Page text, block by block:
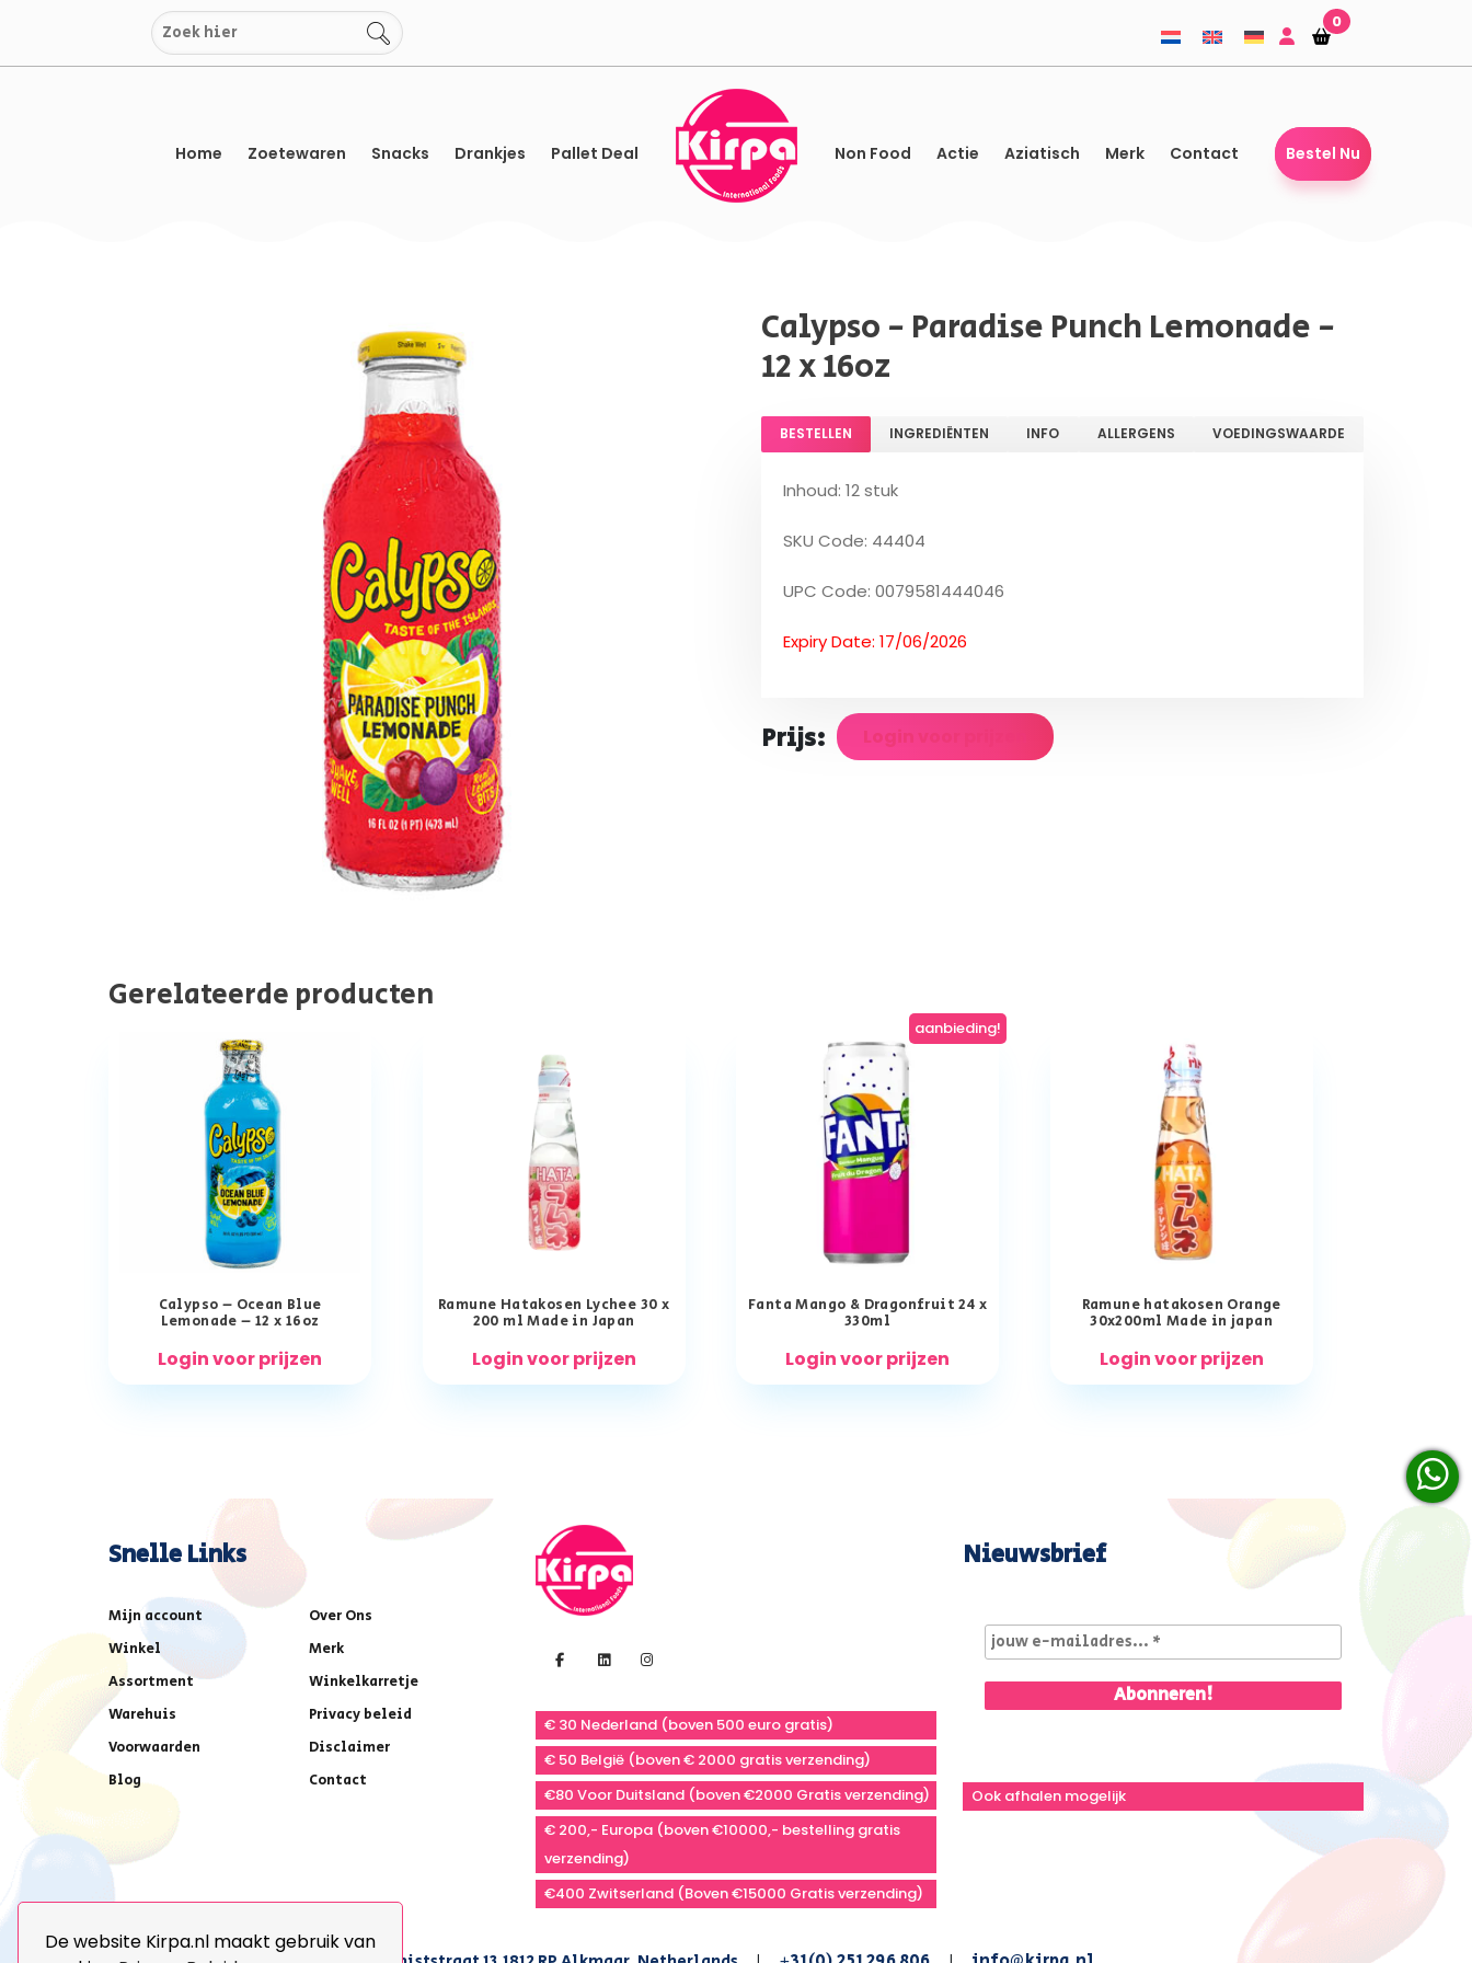
De website Kirpa.nl maakt gebruik van
inhoud
Winkelmandje
Winkelmandje
0
Home Zoetewaren Snacks Drankjes Pallet Deal Non Food Actie Aziatisch Merk Contact Bestel Nu
Calypso - Paradise Punch Lemonade -
12 x 16oz
BESTELLEN INGREDIËNTEN INFO ALLERGENS VOEDINGSWAARDE
Inhoud: 12 stuk
SKU Code: 44404
UPC Code: 0079581444046
Expiry Date: 17/06/2026
Prijs: Login voor prijzen
Gerelateerde producten
Calypso – Ocean Blue
Lemonade – 12 x 16oz
Login voor prijzen
Ramune Hatakosen Lychee 30 x
200 ml Made in Japan
Login voor prijzen
aanbieding!
Fanta Mango & Dragonfruit 24 x
330ml
Login voor prijzen
Ramune hatakosen Orange
30x200ml Made in japan
Login voor prijzen
Snelle Links
Mijn account
Over Ons
Winkel
Merk
Assortment
Winkelkarretje
Warehuis
Privacy beleid
Voorwaarden
Disclaimer
Blog
Contact
€ 30 Nederland (boven 500 euro gratis)
€ 50 België (boven € 2000 gratis verzending)
€80 Voor Duitsland (boven €2000 Gratis verzending)
€ 200,- Europa (boven €10000,- bestelling gratis
verzending)
€400 Zwitserland (Boven €15000 Gratis verzending)
Nieuwsbrief
Ook afhalen mogelijk